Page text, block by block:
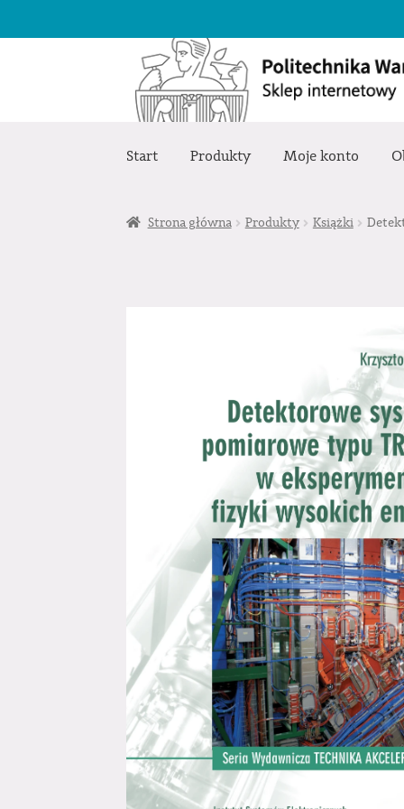
Przejdź
nawigacji
Przejdź
treści
Start Produkty Moje konto
Strona główna Produkty Książki